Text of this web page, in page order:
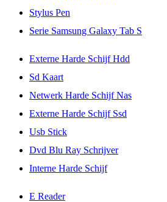
Stylus Pen
Serie Samsung Galaxy Tab S
Externe Harde Schijf Hdd
Sd Kaart
Netwerk Harde Schijf Nas
Externe Harde Schijf Ssd
Usb Stick
Dvd Blu Ray Schrijver
Interne Harde Schijf
E Reader